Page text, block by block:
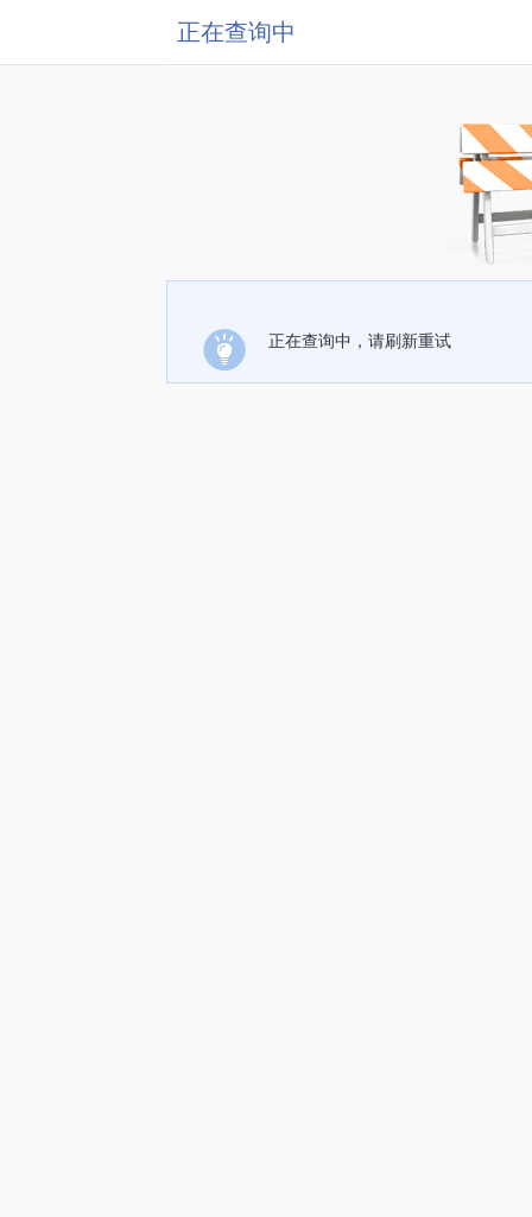
正在查询中
正在查询中，请刷新重试